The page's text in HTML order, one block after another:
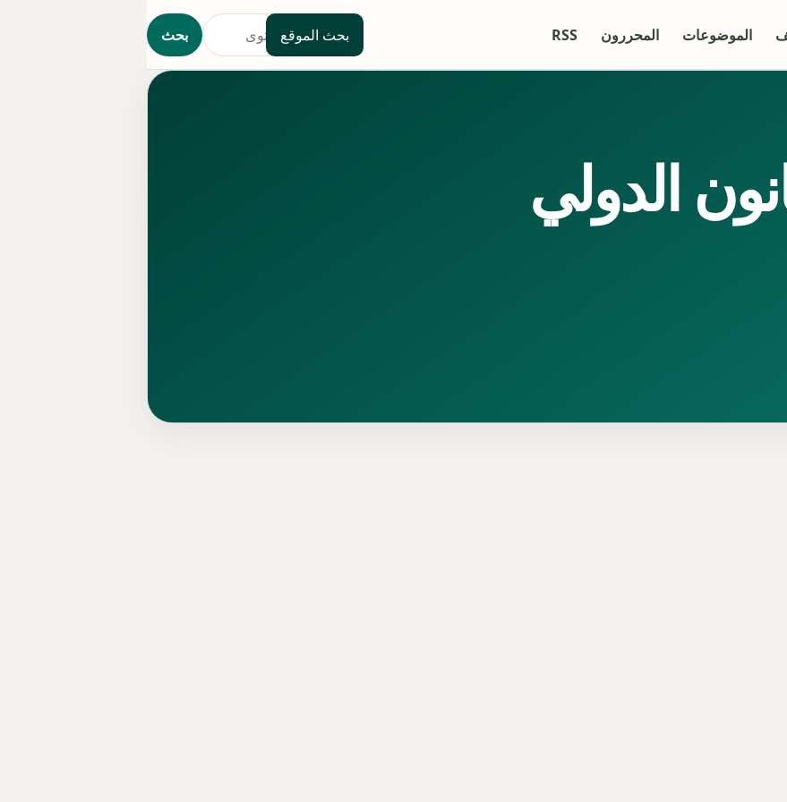
الموضوعات المحررون RSS بحث الموقع بحث
الدولي